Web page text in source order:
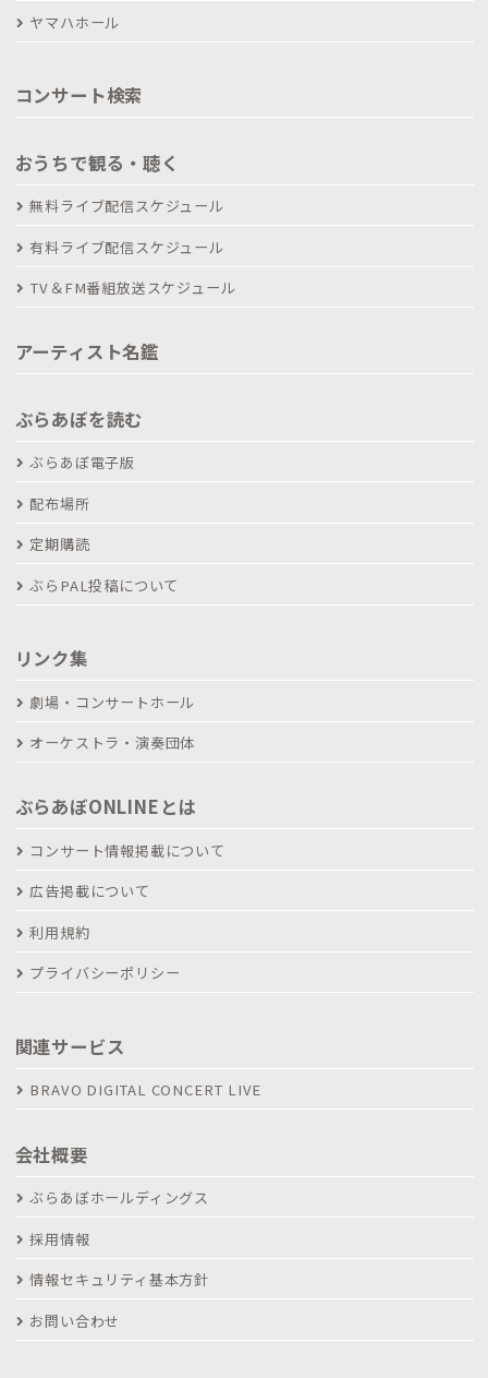
ヤマハホール
コンサート検索
おうちで観る・聴く
無料ライブ配信スケジュール
有料ライブ配信スケジュール
TV＆FM番組放送スケジュール
アーティスト名鑑
ぶらあぼを読む
ぶらあぼ電子版
配布場所
定期購読
ぶらPAL投稿について
リンク集
劇場・コンサートホール
オーケストラ・演奏団体
ぶらあぼONLINEとは
コンサート情報掲載について
広告掲載について
利用規約
プライバシーポリシー
関連サービス
BRAVO DIGITAL CONCERT LIVE
会社概要
ぶらあぼホールディングス
採用情報
情報セキュリティ基本方針
お問い合わせ